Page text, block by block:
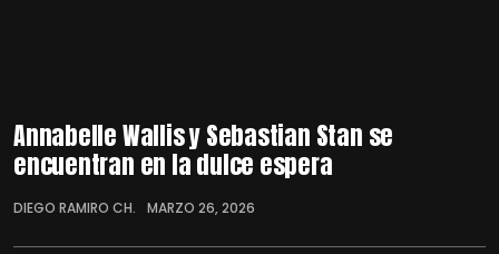
Annabelle Wallis y Sebastian Stan se
encuentran en la dulce espera
DIEGO RAMIRO CH. MARZO 26, 2026